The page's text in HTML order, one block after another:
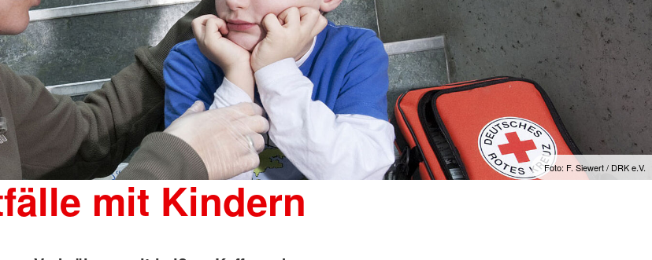
Foto: F. Siewert / DRK e.V.
mit Kindern